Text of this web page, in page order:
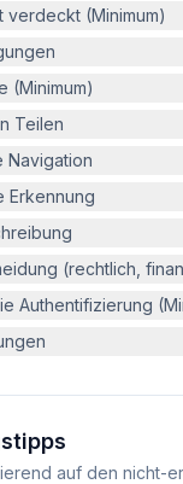
verdeckt (Minimum)
(Minimum)
Teilen
Navigation
Erkennung
(rechtlich,
Authentifizierung
auf den nicht-